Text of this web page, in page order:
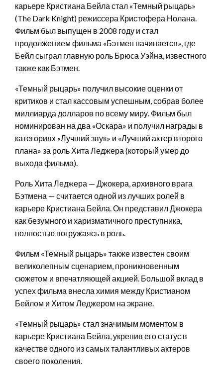
карьере Кристиана Бейла стал «Темный рыцарь»
(The Dark Knight) режиссера Кристофера Нолана.
Фильм был выпущен в 2008 году и стал
продолжением фильма «Бэтмен начинается», где
Бейл сыграл главную роль Брюса Уэйна, известного
также как Бэтмен.
«Темный рыцарь» получил высокие оценки от
критиков и стал кассовым успешным, собрав более
миллиарда долларов по всему миру. Фильм был
номинирован на два «Оскара» и получил награды в
категориях «Лучший звук» и «Лучший актер второго
плана» за роль Хита Леджера (который умер до
выхода фильма).
Роль Хита Леджера — Джокера, архивного врага
Бэтмена — считается одной из лучших ролей в
карьере Кристиана Бейла. Он представил Джокера
как безумного и харизматичного преступника,
полностью погружаясь в роль.
Фильм «Темный рыцарь» также известен своим
великолепным сценарием, проникновенным
сюжетом и впечатляющей акцией. Большой вклад в
успех фильма внесла химия между Кристианом
Бейлом и Хитом Леджером на экране.
«Темный рыцарь» стал значимым моментом в
карьере Кристиана Бейла, укрепив его статус в
качестве одного из самых талантливых актеров
своего поколения.